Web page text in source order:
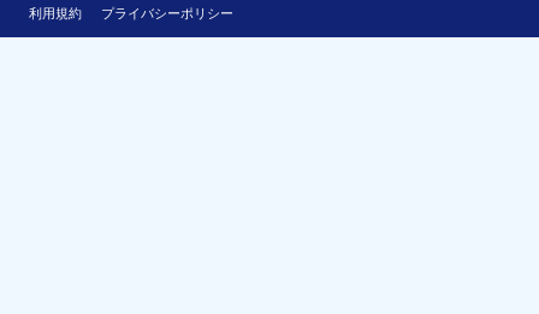
利用規約 プライバシーポリシー